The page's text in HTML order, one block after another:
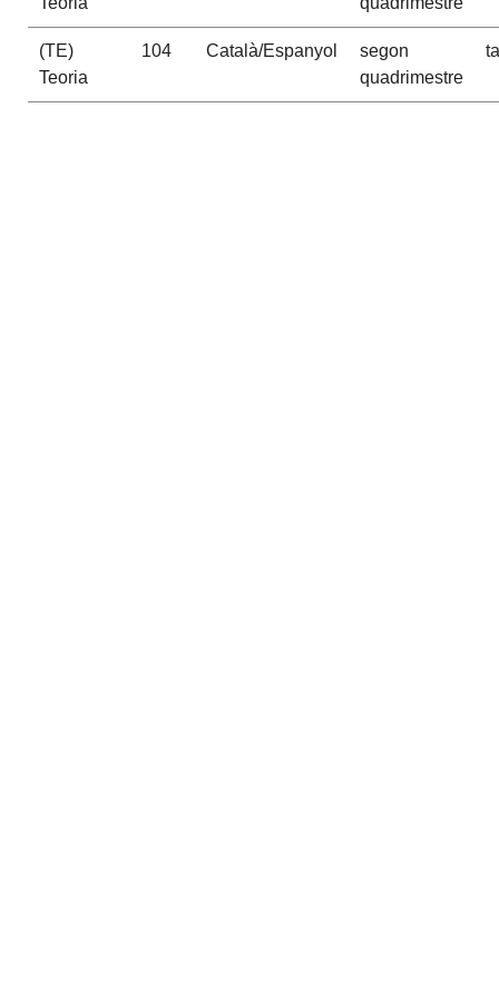
(TE)
Teoria
104 Català/Espanyol
segon
quadrimestre